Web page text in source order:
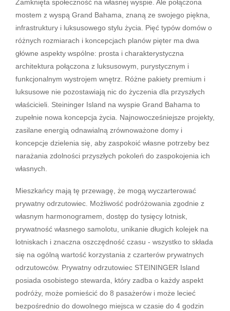
Zamknięta społeczność na własnej wyspie. Ale połączona
mostem z wyspą Grand Bahama, znaną ze swojego piękna,
infrastruktury i luksusowego stylu życia. Pięć typów domów o
różnych rozmiarach i koncepcjach planów pięter ma dwa
główne aspekty wspólne: prosta i charakterystyczna
architektura połączona z luksusowym, purystycznym i
funkcjonalnym wystrojem wnętrz. Różne pakiety premium i
luksusowe nie pozostawiają nic do życzenia dla przyszłych
właścicieli. Steininger Island na wyspie Grand Bahama to
zupełnie nowa koncepcja życia. Najnowocześniejsze projekty,
zasilane energią odnawialną zrównoważone domy i
koncepcje dzielenia się, aby zaspokoić własne potrzeby bez
narażania zdolności przyszłych pokoleń do zaspokojenia ich
własnych.
Mieszkańcy mają tę przewagę, że mogą wyczarterować
prywatny odrzutowiec. Możliwość podróżowania zgodnie z
własnym harmonogramem, dostęp do tysięcy lotnisk,
prywatność własnego samolotu, unikanie długich kolejek na
lotniskach i znaczna oszczędność czasu - wszystko to składa
się na ogólną wartość korzystania z czarterów prywatnych
odrzutowców. Prywatny odrzutowiec STEININGER Island
posiada osobistego stewarda, który zadba o każdy aspekt
podróży, może pomieścić do 8 pasażerów i może lecieć
bezpośrednio do dowolnego miejsca w czasie do 4 godzin